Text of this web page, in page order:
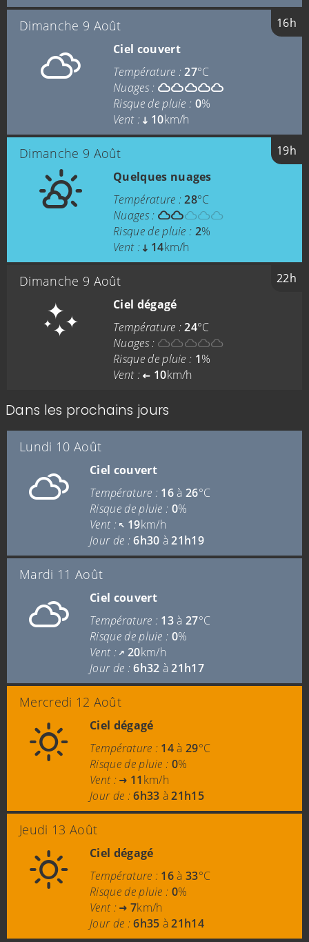
Dimanche 9 Août
16h
Ciel couvert
Température :27°C
Nuages :
Risque de pluie : 0%
Vent : 10km/h
Dimanche 9 Août
19h
Quelques nuages
Température :28°C
Nuages :
Risque de pluie : 2%
Vent : 14km/h
Dimanche 9 Août
22h
Ciel dégagé
Température :24°C
Nuages :
Risque de pluie : 1%
Vent :
10km/h
Dans les prochains jours
Lundi 10 Août
Ciel couvert
Température : 16à26°C
Risque de pluie : 0%
Vent : 19km/h
Jour de :6h30 à21h19
Mardi 11 Août
Ciel couvert
Température : 13à27°C
Risque de pluie : 0%
Vent : 20km/h
Jour de :6h32 à21h17
Mercredi 12 Août
Ciel dégagé
Température : 14à29°C
Risque de pluie : 0%
Vent :
11 km/h
Jour de :6h33 à21h15
Jeudi 13 Août
Ciel dégagé
Température : 16à33°C
Risque de pluie : 0%
Vent :
7km/h
Jour de :6h35 à21h14